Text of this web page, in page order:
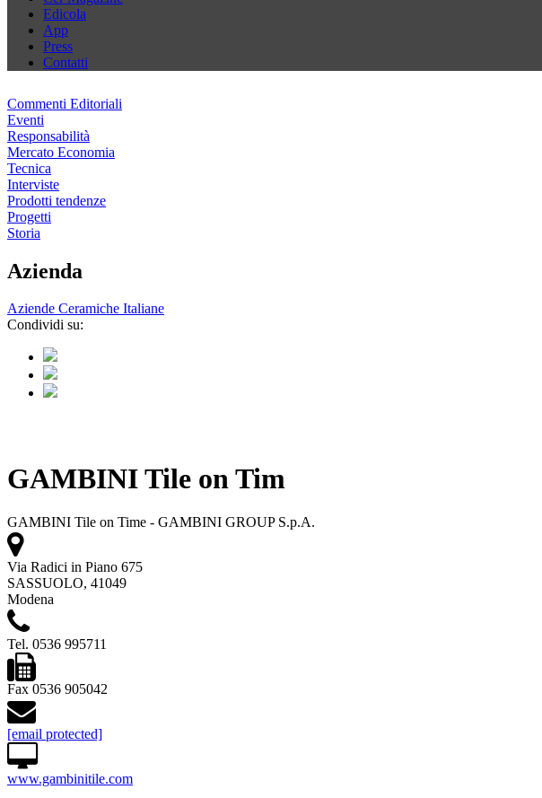
Edicola
App
Press
Contatti
Commenti Editoriali
Eventi
Responsabilità
Mercato Economia
Tecnica
Interviste
Prodotti tendenze
Progetti
Storia
Azienda
Aziende Ceramiche Italiane
Condividi su:
GAMBINI Tile on Tim
GAMBINI Tile on Time - GAMBINI GROUP S.p.A.
Via Radici in Piano 675
SASSUOLO, 41049
Modena
Tel. 0536 995711
Fax 0536 905042
[email protected]
www.gambinitile.com